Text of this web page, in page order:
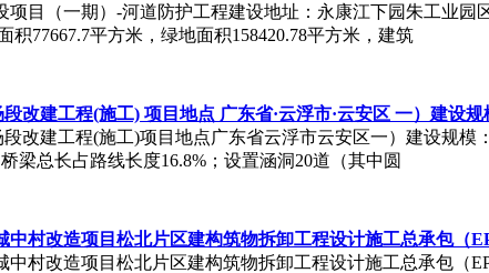
目（一期）-河道防护工程建设地址：永康江下园朱工业
积77667.7平方米，绿地面积158420.78平方米，建筑
改建工程(施工) 项目地点 广东省·云浮市·云安区 一）建设
改建工程(施工)项目地点广东省云浮市云安区一）建设规模
梁总长占路线长度16.8%；设置涵洞20道（其中圆
村改造项目松北片区建构筑物拆卸工程设计施工总承包（
中村改造项目松北片区建构筑物拆卸工程设计施工总承包